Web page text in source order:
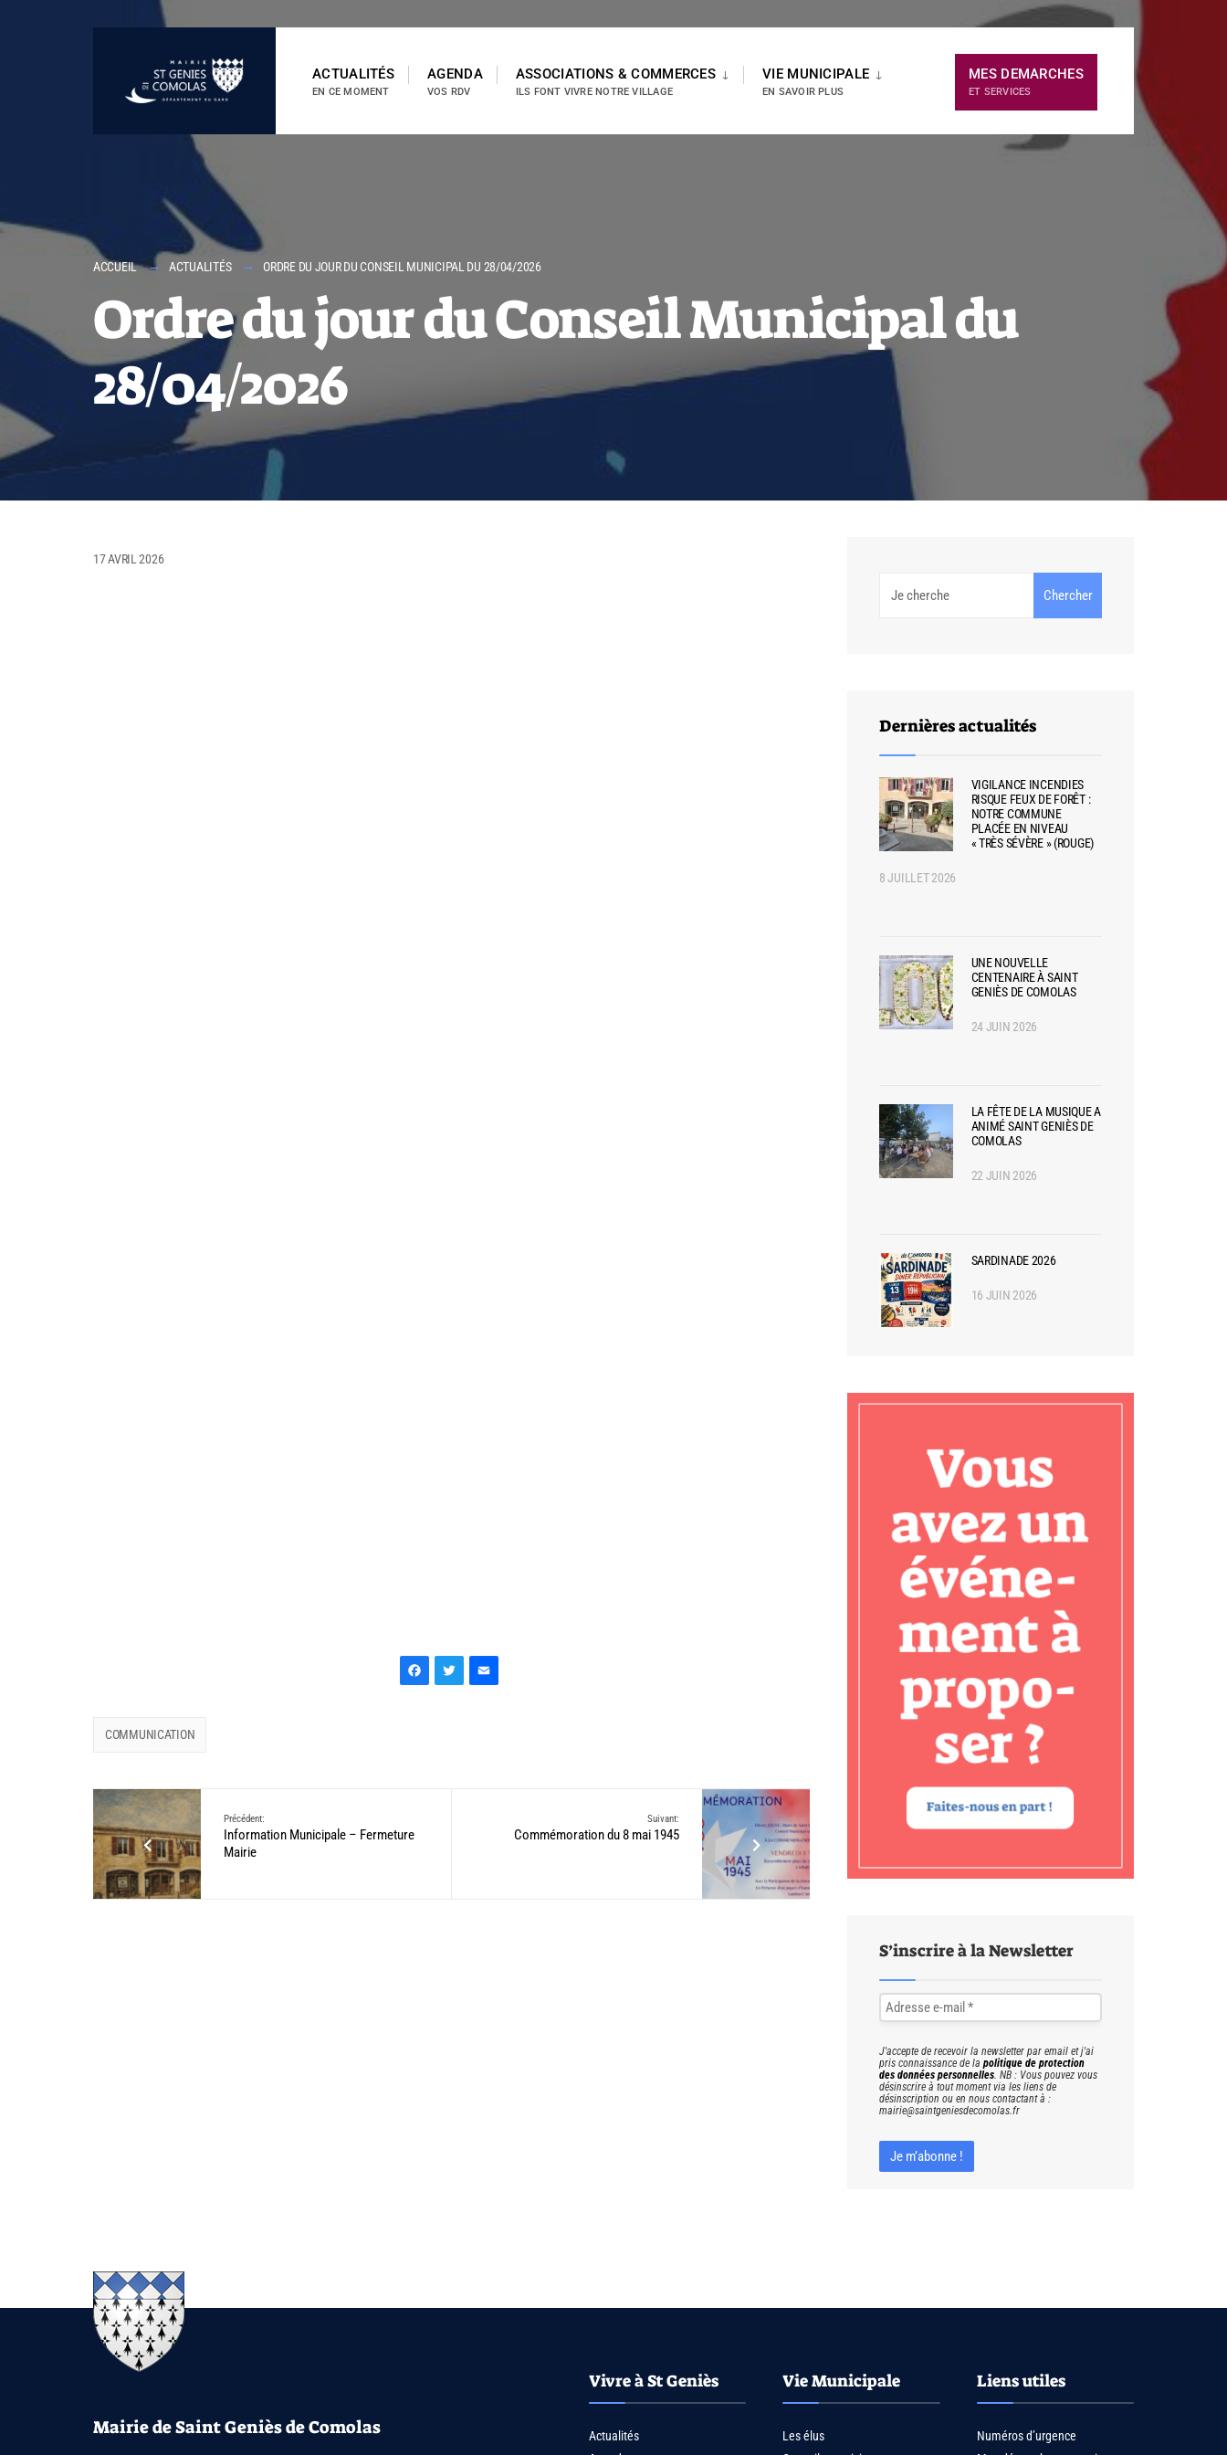
ACTUALITÉS
EN CE MOMENT
AGENDA
VOS RDV
ASSOCIATIONS & COMMERCES
ILS FONT VIVRE NOTRE VILLAGE
VIE MUNICIPALE
EN SAVOIR PLUS
MES DEMARCHES
ET SERVICES
ACCUEIL ACTUALITÉS ORDRE DU JOUR DU CONSEIL MUNICIPAL DU 28/04/2026
Ordre du jour du Conseil Municipal du
28/04/2026
17 AVRIL 2026
Facebook
Twitter
COMMUNICATION
Précédent:
Information Municipale – Fermeture
Mairie
Suivant:
Commémoration du 8 mai 1945
Chercher
Dernières actualités
VIGILANCE INCENDIES
RISQUE FEUX DE FORÊT :
NOTRE COMMUNE
PLACÉE EN NIVEAU
« TRÈS SÉVÈRE » (ROUGE)
8 JUILLET 2026
UNE NOUVELLE
CENTENAIRE À SAINT
GENIÈS DE COMOLAS
24 JUIN 2026
LA FÊTE DE LA MUSIQUE A
ANIMÉ SAINT GENIÈS DE
COMOLAS
22 JUIN 2026
SARDINADE 2026
16 JUIN 2026
S’inscrire à la Newsletter
J'accepte de recevoir la newsletter par email et j'ai
pris connaissance de la politique de protection
des données personnelles . NB : Vous pouvez vous
désinscrire à tout moment via les liens de
désinscription ou en nous contactant à :
mairie@saintgeniesdecomolas.fr
Mairie de Saint Geniès de Comolas
Vivre à St Geniès
Actualités
Vie Municipale
Les élus
Liens utiles
Numéros d’urgence